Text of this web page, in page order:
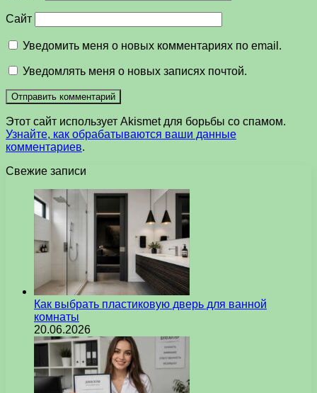
Сайт
Уведомить меня о новых комментариях по email.
Уведомлять меня о новых записях почтой.
Этот сайт использует Akismet для борьбы со спамом.
Узнайте, как обрабатываются ваши данные
комментариев.
Свежие записи
Как выбрать пластиковую дверь для ванной
комнаты
20.06.2026